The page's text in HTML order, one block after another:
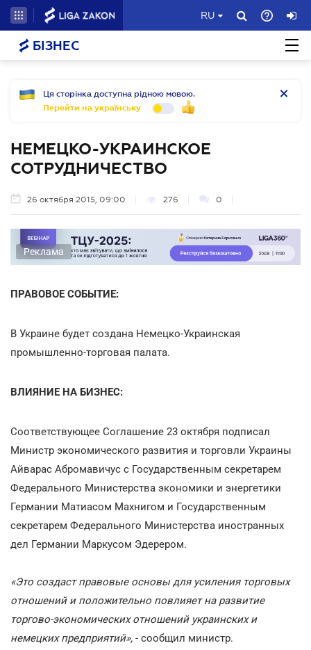
RU
БІЗНЕС
Ця сторінка доступна рідною мовою.
Перейти на українську
НЕМЕЦКО-УКРАИНСКОЕ
СОТРУДНИЧЕСТВО
26 октября 2015, 09:00 276 0
Реклама
ПРАВОВОЕ СОБЫТИЕ:
В Украине будет создана Немецко-Украинская
промышленно-торговая палата.
ВЛИЯНИЕ НА БИЗНЕС:
Соответствующее Соглашение 23 октября подписал
Министр экономического развития и торговли Украины
Айварас Абромавичус с Государственным секретарем
Федерального Министерства экономики и энергетики
Германии Матиасом Махнигом и Государственным
секретарем Федерального Министерства иностранных
дел Германии Маркусом Эдерером.
«Это создаст правовые основы для усиления торговых
отношений и положительно повлияет на развитие
торгово-экономических отношений украинских и
немецких предприятий», - сообщил министр.